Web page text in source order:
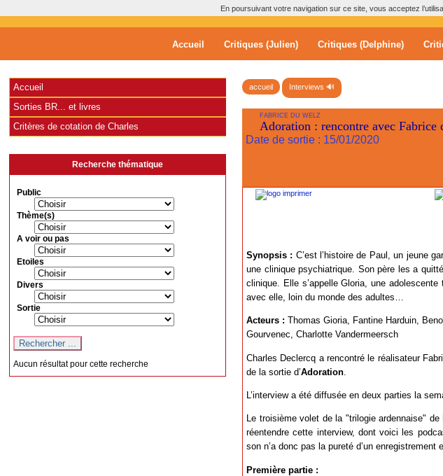
En poursuivant votre navigation sur ce site, vous acceptez
Accueil Critiques (Julien) Critiques (Delphine)
accueil Interviews 🔊
FABRICE DU WELZ
Adoration : rencontre avec
Date de sortie : 15/01/2020
Synopsis : C’est l’histoire de Paul, un jeune
une clinique psychiatrique. Son père les a
clinique. Elle s’appelle Gloria, une
avec elle, loin du monde des adultes…
Acteurs : Thomas Gioria, Fantine Harduin,
Gourvenec, Charlotte Vandermeersch
Charles Declercq a rencontré le réalisateur
de la sortie d’Adoration
L’interview a été diffusée en deux parties la
Le troisième volet de la "trilogie ardennaise"
réentendre cette interview, dont voici les
son n’a donc pas la pureté d’un
Première partie :
Accueil
Sorties BR... et livres
Critères de cotation de Charles
Recherche thématique
Public
Thème(s)
A voir ou pas
Etoiles
Divers
Sortie
Aucun résultat pour cette recherche